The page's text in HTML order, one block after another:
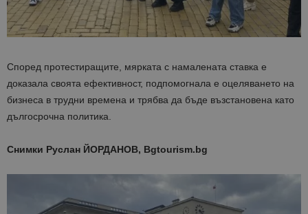
Според протестиращите, мярката с намалената ставка е
доказала своята ефективност, подпомогнала е оцеляването на
бизнеса в трудни времена и трябва да бъде възстановена като
дългосрочна политика.
Снимки Руслан ЙОРДАНОВ, Bgtourism.bg